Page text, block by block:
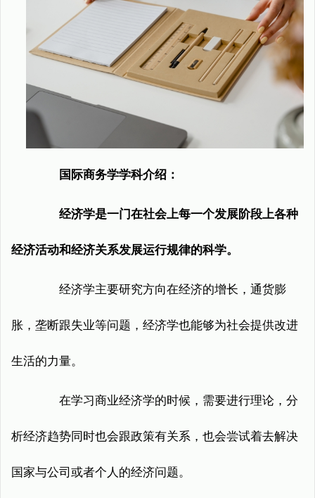
国际商务学学科介绍：
经济学是一门在社会上每一个发展阶段上各种
经济活动和经济关系发展运行规律的科学。
经济学主要研究方向在经济的增长，通货膨
胀，垄断跟失业等问题，经济学也能够为社会提供改进
生活的力量。
在学习商业经济学的时候，需要进行理论，分
析经济趋势同时也会跟政策有关系，也会尝试着去解决
国家与公司或者个人的经济问题。